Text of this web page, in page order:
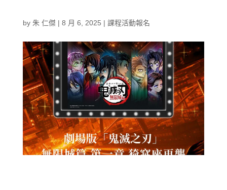
by 朱 仁傑| 8 月 6, 2025 | 課程活動報名